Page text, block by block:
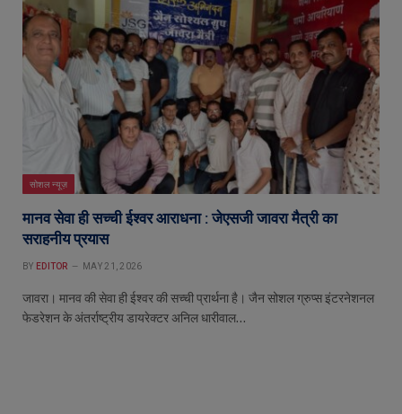
सोशल न्यूज़
मानव सेवा ही सच्ची ईश्वर आराधना : जेएसजी जावरा मैत्री का
सराहनीय प्रयास
BY EDITOR MAY 21, 2026
जावरा। मानव की सेवा ही ईश्वर की सच्ची प्रार्थना है। जैन सोशल ग्रुप्स इंटरनेशनल
फेडरेशन के अंतर्राष्ट्रीय डायरेक्टर अनिल धारीवाल…